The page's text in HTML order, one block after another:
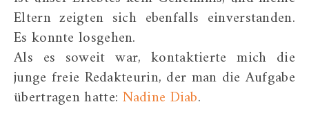
Eltern zeigten sich ebenfalls einverstanden.
Es konnte losgehen.
Als es soweit war, kontaktierte mich die
junge freie Redakteurin, der man die Aufgabe
übertragen hatte: Nadine Diab.